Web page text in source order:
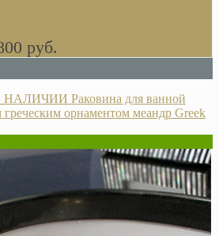
(серия) В
руб.
НАЛИЧИИ Раковина для ванной
греческим орнаментом меандр Greek